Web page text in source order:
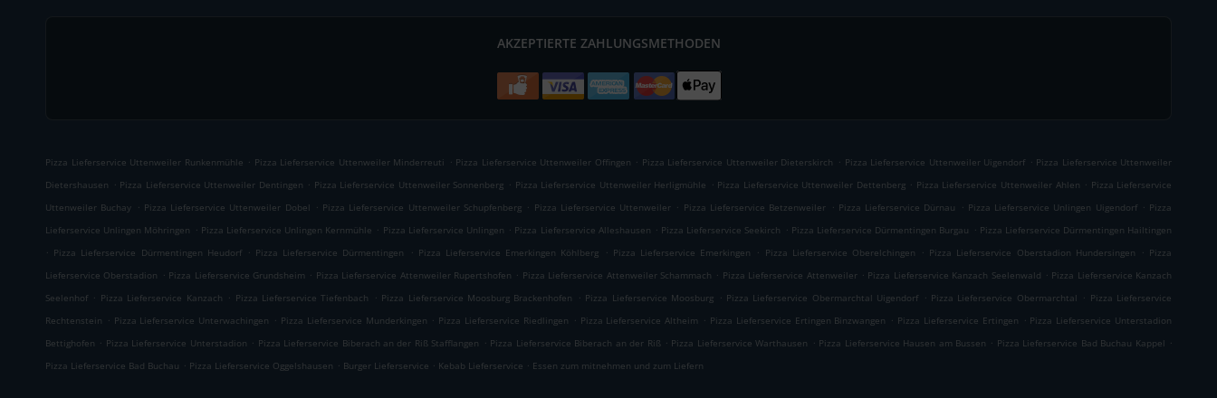
AKZEPTIERTE ZAHLUNGSMETHODEN
Pizza Lieferservice Uttenweiler Runkenmühle . Pizza Lieferservice Uttenweiler Minderreuti . Pizza Lieferservice Uttenweiler Offingen . Pizza Lieferservice Uttenweiler Dieterskirch . Pizza Lieferservice Uttenweiler Uigendorf . Pizza Lieferservice Uttenweiler
Dietershausen . Pizza Lieferservice Uttenweiler Dentingen . Pizza Lieferservice Uttenweiler Sonnenberg . Pizza Lieferservice Uttenweiler Herligmühle . Pizza Lieferservice Uttenweiler Dettenberg . Pizza Lieferservice Uttenweiler Ahlen . Pizza Lieferservice
Uttenweiler Buchay . Pizza Lieferservice Uttenweiler Dobel . Pizza Lieferservice Uttenweiler Schupfenberg . Pizza Lieferservice Uttenweiler . Pizza Lieferservice Betzenweiler . Pizza Lieferservice Dürnau . Pizza Lieferservice Unlingen Uigendorf . Pizza
Lieferservice Unlingen Möhringen . Pizza Lieferservice Unlingen Kernmühle . Pizza Lieferservice Unlingen . Pizza Lieferservice Alleshausen . Pizza Lieferservice Seekirch . Pizza Lieferservice Dürmentingen Burgau . Pizza Lieferservice Dürmentingen Hailtingen
. Pizza Lieferservice Dürmentingen Heudorf . Pizza Lieferservice Dürmentingen . Pizza Lieferservice Emerkingen Köhlberg . Pizza Lieferservice Emerkingen . Pizza Lieferservice Oberelchingen . Pizza Lieferservice Oberstadion Hundersingen . Pizza
Lieferservice Oberstadion . Pizza Lieferservice Grundsheim . Pizza Lieferservice Attenweiler Rupertshofen . Pizza Lieferservice Attenweiler Schammach . Pizza Lieferservice Attenweiler . Pizza Lieferservice Kanzach Seelenwald . Pizza Lieferservice Kanzach
Seelenhof . Pizza Lieferservice Kanzach . Pizza Lieferservice Tiefenbach . Pizza Lieferservice Moosburg Brackenhofen . Pizza Lieferservice Moosburg . Pizza Lieferservice Obermarchtal Uigendorf . Pizza Lieferservice Obermarchtal . Pizza Lieferservice
Rechtenstein . Pizza Lieferservice Unterwachingen . Pizza Lieferservice Munderkingen . Pizza Lieferservice Riedlingen . Pizza Lieferservice Altheim . Pizza Lieferservice Ertingen Binzwangen . Pizza Lieferservice Ertingen . Pizza Lieferservice Unterstadion
Bettighofen . Pizza Lieferservice Unterstadion . Pizza Lieferservice Biberach an der Riß Stafflangen . Pizza Lieferservice Biberach an der Riß . Pizza Lieferservice Warthausen . Pizza Lieferservice Hausen am Bussen . Pizza Lieferservice Bad Buchau Kappel .
Pizza Lieferservice Bad Buchau . Pizza Lieferservice Oggelshausen . Burger Lieferservice . Kebab Lieferservice . Essen zum mitnehmen und zum Liefern